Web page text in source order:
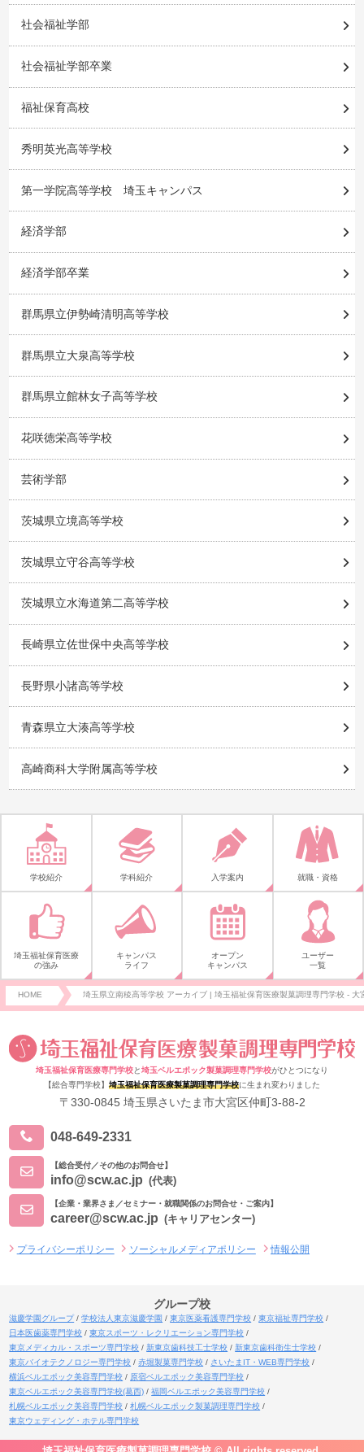
社会福祉学部
社会福祉学部卒業
福祉保育高校
秀明英光高等学校
第一学院高等学校 埼玉キャンパス
経済学部
経済学部卒業
群馬県立伊勢崎清明高等学校
群馬県立大泉高等学校
群馬県立館林女子高等学校
花咲徳栄高等学校
芸術学部
茨城県立境高等学校
茨城県立守谷高等学校
茨城県立水海道第二高等学校
長崎県立佐世保中央高等学校
長野県小諸高等学校
青森県立大湊高等学校
高崎商科大学附属高等学校
学校紹介 学科紹介 入学案内 就職・資格
埼玉福祉保育医療
の強み
キャンパス
ライフ
オープン
キャンパス
ユーザー
一覧
HOME 埼玉県立南稜高等学校 アーカイブ | 埼玉福祉保育医療製菓調理専門学校 - 大
埼玉福祉保育医療専門学校と埼玉ベルエポック製菓調理専門学校がひとつになり
【総合専門学校】 埼玉福祉保育医療製菓調理専門学校に生まれ変わりました
〒330-0845 埼玉県さいたま市大宮区仲町3-88-2
048-649-2331
【総合受付／その他のお問合せ】
info@scw.ac.jp (代表)
【企業・業界さま／セミナー・就職関係のお問合せ・ご案内】
career@scw.ac.jp (キャリアセンター)
プライバシーポリシー ソーシャルメディアポリシー 情報公開
グループ校
滋慶学園グループ 学校法人東京滋慶学園 東京医薬看護専門学校
東京福祉専門学校
日本医歯薬専門学校
東京スポーツ・レクリエーション専門学校
東京メディカル・スポーツ専門学校
新東京歯科技工士学校
新東京歯科衛生士学校
東京バイオテクノロジー専門学校
赤堀製菓専門学校
さいたまIT・WEB専門学校
横浜ベルエポック美容専門学校
原宿ベルエポック美容専門学校
東京ベルエポック美容専門学校(葛西)
福岡ベルエポック美容専門学校
札幌ベルエポック美容専門学校
札幌ベルエポック製菓調理専門学校
東京ウェディング・ホテル専門学校